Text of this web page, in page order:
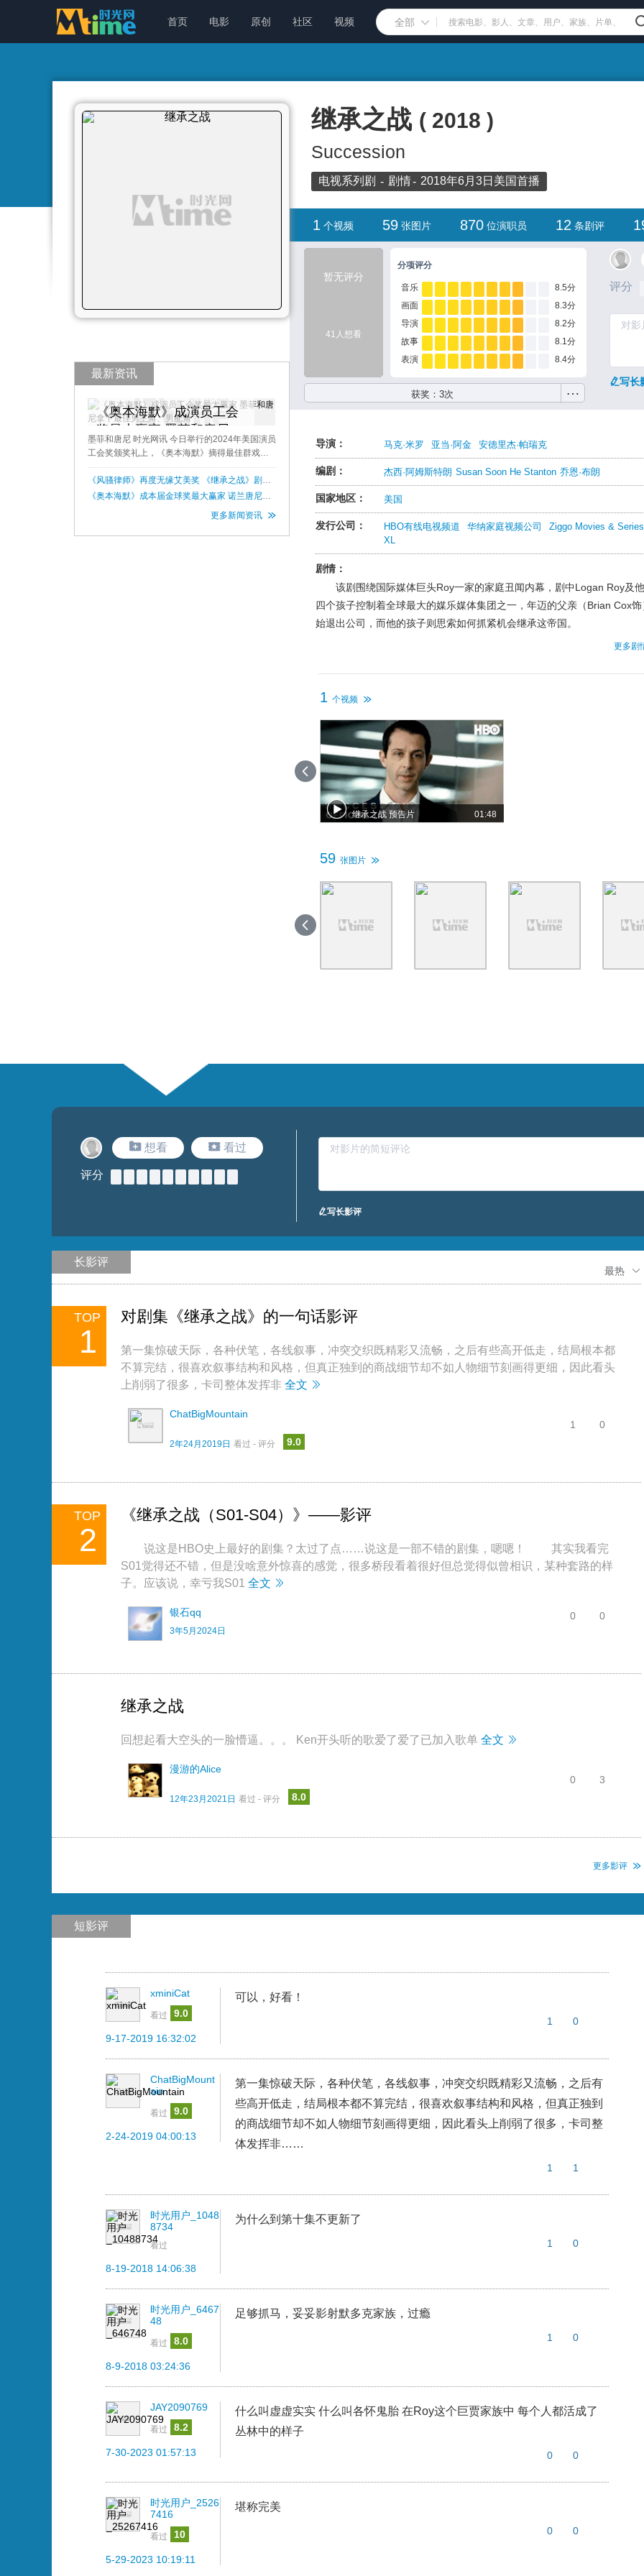
首页 电影 原创 社区 视频 全部
最新资讯
《奥本海默》成演员工会
奖最大赢家 墨菲和唐尼拿
下最佳男主角、男配角
墨菲和唐尼 时光网讯 今日举行的2024年美国演员
工会奖颁奖礼上，《奥本海默》摘得最佳群戏
奖，加上早前的导演工会最佳导演奖，该片距离
奥斯卡最终登顶越来越近。 基里·安墨菲凭借《奥
本海默》获得影帝，莉莉
《风骚律师》再度无缘艾美奖 《继承之战》剧情
类连庄成功
《奥本海默》成本届金球奖最大赢家 诺兰唐尼墨
更多新闻资讯
继承之战 ( 2018 )
Succession
电视系列剧 剧情 2018年6月3日 美国首播
1 个视频 59张图片 870位演职员 12 条剧评
暂无评分
41人想看
分项评分
音乐
8.5分
画面
8.3分
导演
8.2分
故事
8.1分
表演
8.4分
…
获奖：3次
评分
写长
导演： 马克·米罗 亚当·阿金 安德里杰·帕瑞克
编剧： 杰西·阿姆斯特朗 Susan Soon He Stanton 乔恩·布朗
国家地区： 美国
发行公司： HBO有线电视频道 华纳家庭视频公司
Ziggo Movies & Series
XL
剧情：
该剧围绕国际媒体巨头Roy一家的家庭丑闻内幕，剧中Logan Roy及
四个孩子控制着全球最大的媒乐媒体集团之一，年迈的父亲（Brian Cox饰
始退出公司，而他的孩子则思索如何抓紧机会继承这帝国。
更多剧
1 个视频
01:48
继承之战 预告片
59 张图片
想看 看过
评分
写长影评
长影评
最热
TOP
1
对剧集《继承之战》的一句话影评
第一集惊破天际，各种伏笔，各线叙事，冲突交织既精彩又流畅，之后有些高开低走，结局根本都
不算完结，很喜欢叙事结构和风格，但真正独到的商战细节却不如人物细节刻画得更细，因此看头
上削弱了很多，卡司整体发挥非 全文
ChatBigMountain
2年24月2019日 看过 - 评分 9.0
1 0
TOP
2
《继承之战（S01-S04）》——影评
说这是HBO史上最好的剧集？太过了点……说这是一部不错的剧集，嗯嗯！ 其实我看完
S01觉得还不错，但是没啥意外惊喜的感觉，很多桥段看着很好但总觉得似曾相识，某种套路的样
子。应该说，幸亏我S01 全文
银石qq
3年5月2024日
0 0
继承之战
回想起看大空头的一脸懵逼。。。 Ken开头听的歌爱了爱了已加入歌单 全文
漫游的Alice
12年23月2021日 看过 - 评分 8.0
0 3
更多影评
短影评
xminiCat
看过 9.0
9-17-2019 16:32:02
可以，好看！
1 0
ChatBigMount
ain
看过 9.0
2-24-2019 04:00:13
第一集惊破天际，各种伏笔，各线叙事，冲突交织既精彩又流畅，之后有
些高开低走，结局根本都不算完结，很喜欢叙事结构和风格，但真正独到
的商战细节却不如人物细节刻画得更细，因此看头上削弱了很多，卡司整
体发挥非……
1 1
时光用户_1048
8734
看过
8-19-2018 14:06:38
为什么到第十集不更新了
1 0
时光用户_6467
48
看过 8.0
8-9-2018 03:24:36
足够抓马，妥妥影射默多克家族，过瘾
1 0
JAY2090769
看过 8.2
7-30-2023 01:57:13
什么叫虚虚实实 什么叫各怀鬼胎 在Roy这个巨贾家族中 每个人都活成了
丛林中的样子
0 0
时光用户_2526
7416
看过 10
5-29-2023 10:19:11
堪称完美
0 0